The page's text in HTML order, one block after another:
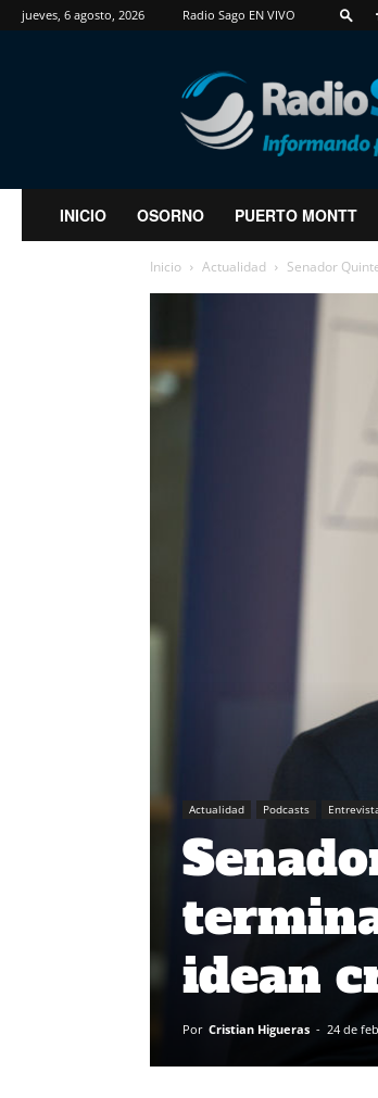
jueves, 6 agosto, 2026 Radio Sago EN VIVO
RadioSago
INICIO OSORNO PUERTO MONTT
Inicio Actualidad Senador
Actualidad Podcasts
idean
Por Cristian Higueras - 24 de